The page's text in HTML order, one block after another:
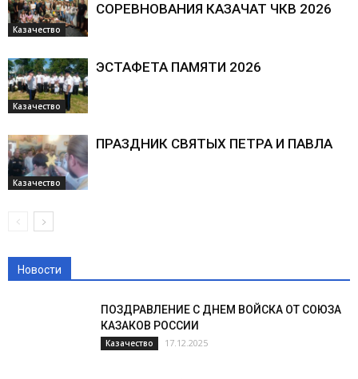
Казачество
СОРЕВНОВАНИЯ КАЗАЧАТ ЧКВ 2026
Казачество
ЭСТАФЕТА ПАМЯТИ 2026
Казачество
ПРАЗДНИК СВЯТЫХ ПЕТРА И ПАВЛА
Новости
ПОЗДРАВЛЕНИЕ С ДНЕМ ВОЙСКА ОТ СОЮЗА
КАЗАКОВ РОССИИ
Казачество 17.12.2025